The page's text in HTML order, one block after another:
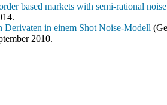
based markets with semi-rational
Derivaten in einem Shot Noise-Modell
2010.